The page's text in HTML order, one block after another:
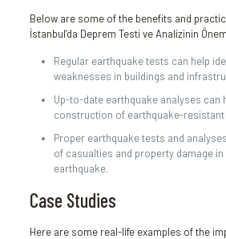
Below are some of the benefits and
İstanbul’da Deprem Testi ve Analizinin
Regular earthquake tests can help
weaknesses in buildings and
Up-to-date earthquake analyses can
construction of earthquake-
Proper earthquake tests and
of casualties and property damage in
earthquake.
Case Studies
Here are some real-life examples of the